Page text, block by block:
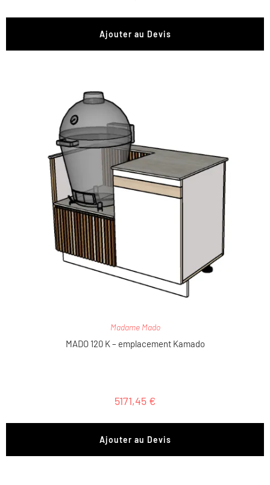
Ajouter au Devis
Madame Mado
MADO 120 K – emplacement Kamado
5171,45 €
Ajouter au Devis